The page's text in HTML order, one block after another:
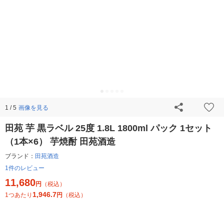
1 / 5 画像を見る
田苑 芋 黒ラベル 25度 1.8L 1800ml パック 1セット
（1本×6） 芋焼酎 田苑酒造
ブランド： 田苑酒造
1件のレビュー
11,680円
（税込）
1つあたり 1,946.7円 （税込）